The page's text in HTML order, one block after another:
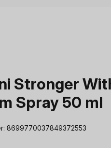
Stronger
Spray 50 ml
8699770037849372553